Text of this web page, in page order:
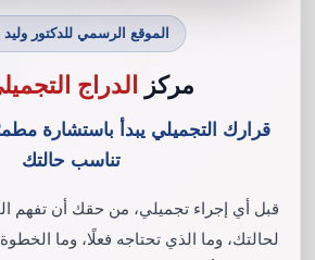
اشهر دكتور تجميل في
ما الخدمات التجميلية
الموقع الرسمي للدكتور وليد
مركز الدراج
قرارك التجميلي يبدأ باستشارة
تناسب حالتك
قبل أي إجراء تجميلي، من حقك أن تفهم
لحالتك، وما الذي تحتاجه فعلًا، وما